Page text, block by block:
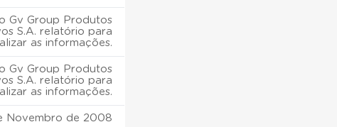
Gv Group Produtos
S.A. relatório para
as informações.
Gv Group Produtos
S.A. relatório para
as informações.
Novembro de 2008